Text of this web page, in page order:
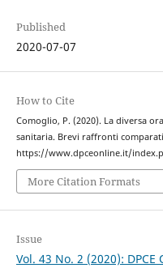
Published
2020-07-07
How to Cite
Comoglio, P. (2020). La diversa
sanitaria. Brevi raffronti
https://www.dpceonline.it/
More Citation Formats
Issue
Vol. 43 No. 2 (2020): DPCE